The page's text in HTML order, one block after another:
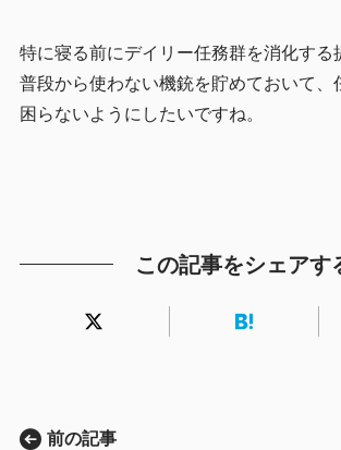
特に寝る前にデイリー任務群を消化する
普段から使わない機銃を貯めておいて、
困らないようにしたいですね。
この記事をシェアす
前の記事